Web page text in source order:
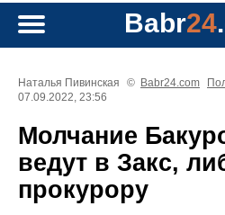
Babr24
Наталья Пивинская © Babr24.com
07.09.2022, 23:56
Молчание
ведут в Закс,
прокурору